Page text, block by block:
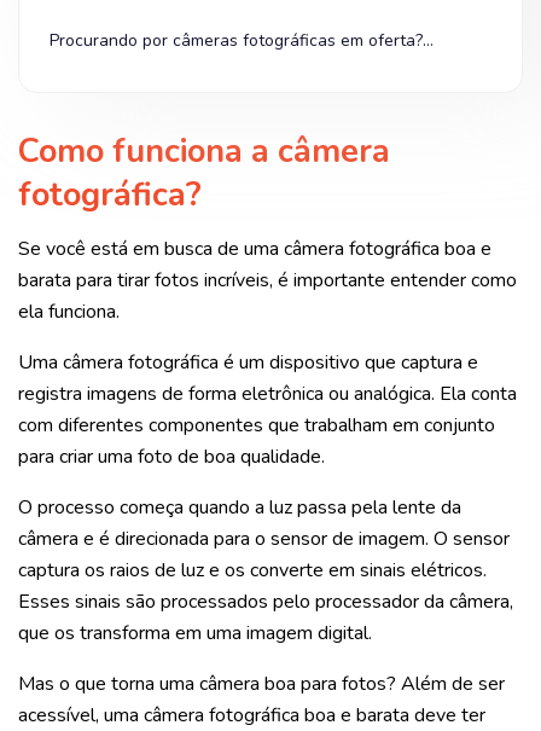
Procurando por câmeras fotográficas em oferta? Olha na Shopee!
Como funciona a câmera
fotográfica?
Se você está em busca de uma câmera fotográfica boa e
barata para tirar fotos incríveis, é importante entender como
ela funciona.
Uma câmera fotográfica é um dispositivo que captura e
registra imagens de forma eletrônica ou analógica. Ela conta
com diferentes componentes que trabalham em conjunto
para criar uma foto de boa qualidade.
O processo começa quando a luz passa pela lente da
câmera e é direcionada para o sensor de imagem. O sensor
captura os raios de luz e os converte em sinais elétricos.
Esses sinais são processados pelo processador da câmera,
que os transforma em uma imagem digital.
Mas o que torna uma câmera boa para fotos? Além de ser
acessível, uma câmera fotográfica boa e barata deve ter